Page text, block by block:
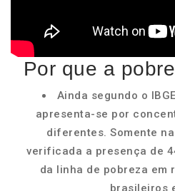
Por que a
Ainda segundo o
apresenta-se por
diferentes. Somente
verificada a presença de
da linha de pobreza
brasileiros